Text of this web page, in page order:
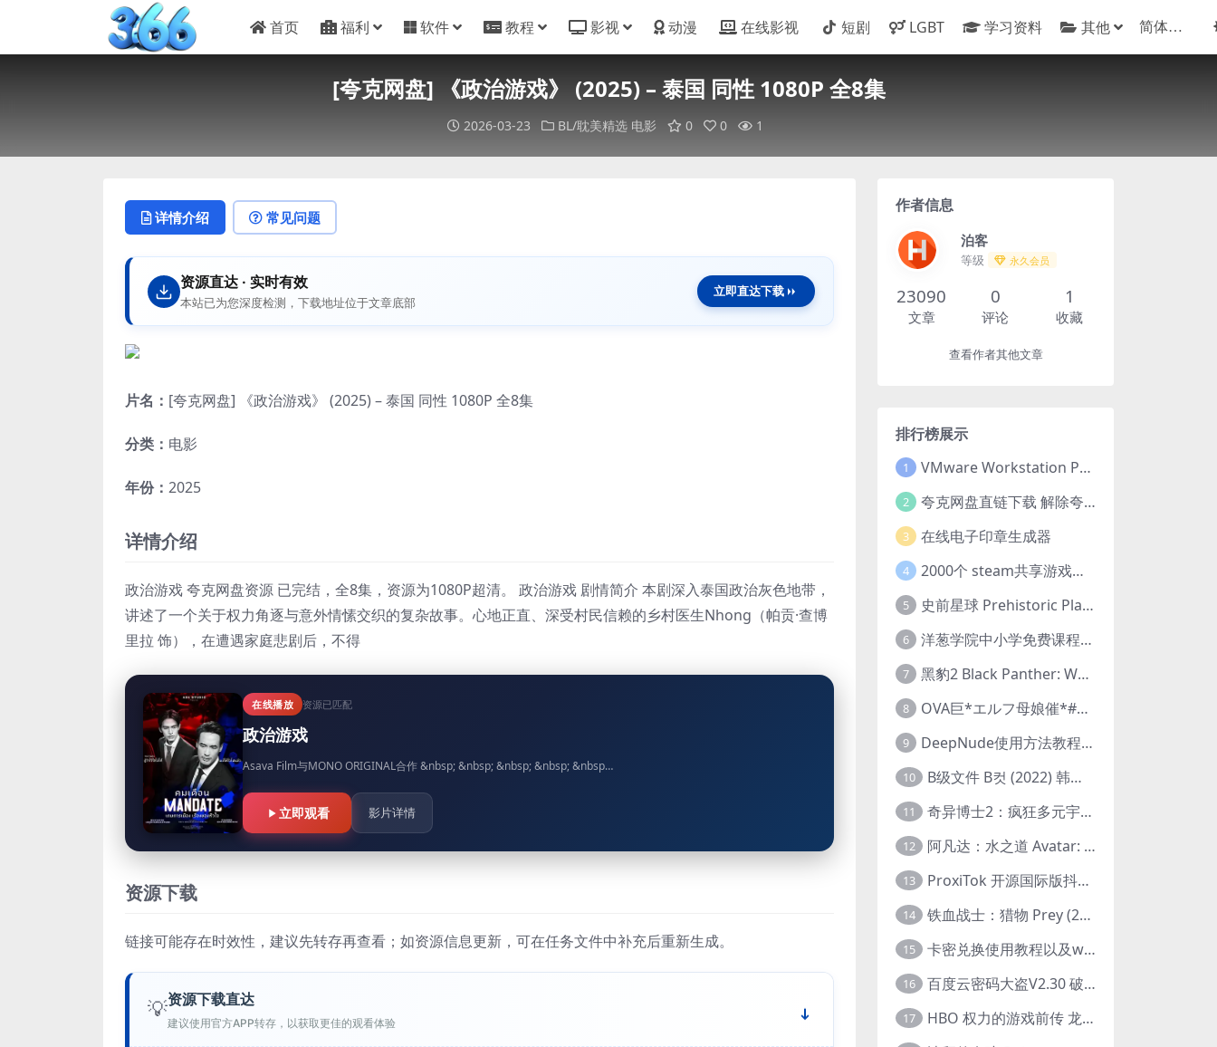
首页 福利 软件 教程 影视 动漫 在线影视 短剧 LGBT 学习资料 其他
[夸克网盘] 《政治游戏》 (2025) – 泰国 同性 1080P 全8集
2026-03-23 BL/耽美精选 电影 0 0 1
详情介绍 常见问题
资源直达 · 实时有效
本站已为您深度检测，下载地址位于文章底部
立即直达下载
片名： [夸克网盘] 《政治游戏》 (2025) – 泰国 同性 1080P 全8集
分类： 电影
年份： 2025
详情介绍
政治游戏 夸克网盘资源 已完结，全8集，资源为1080P超清。 政治游戏 剧情简介 本剧深入泰国政治灰色地带，
讲述了一个关于权力角逐与意外情愫交织的复杂故事。心地正直、深受村民信赖的乡村医生Nhong（帕贡·查博
里拉 饰），在遭遇家庭悲剧后，不得
在线播放 资源已匹配
政治游戏
Asava Film与MONO ORIGINAL合作 &nbsp; &nbsp; &nbsp; &nbsp; &nbsp…
立即观看 影片详情
资源下载
链接可能存在时效性，建议先转存再查看；如资源信息更新，可在任务文件中补充后重新生成。
💡资源下载直达
建议使用官方APP转存，以获取更佳的观看体验
作者信息
泊客
等级 永久会员
23090
文章
0
评论
1
收藏
查看作者其他文章
排行榜展示
1 VMware Workstation Pro 16 永久激活密钥(序列号)
2 夸克网盘直链下载 解除夸克网盘下载限制 油猴脚本
3 在线电子印章生成器
4 2000个 steam共享游戏账号 离线steam账号分享
5 史前星球 Prehistoric Planet (2022) 中字 1080p 高清 阿里云盘 2022.5.27已更新全集
6 洋葱学院中小学免费课程集合 云盘下载
7 黑豹2 Black Panther: Wakanda Forever (2022) 高清版
8 OVA巨*エルフ母娘催*#1エルフの国を蹂*する男。汚された女王と姫
9 DeepNude使用方法教程FAQ
10 B级文件 B컷 (2022) 韩国大尺度剧情电影 1080P 中字
11 奇异博士2：疯狂多元宇宙 Doctor Strange in the Multiverse of Madness (2022) 高清版1080p
12 阿凡达：水之道 Avatar: The Way of Water (2022) 1080p 2k 4k 中文字幕
13 ProxiTok 开源国际版抖音TikTok网页版 国内网络直连
14 铁血战士：猎物 Prey (2022) 中英字幕 1080P
15 卡密兑换使用教程以及windows使用教程
16 百度云密码大盗V2.30 破解分享链接提取码
17 HBO 权力的游戏前传 龙之家族 House of the Dragon (2022) 中字 1080P 更新4集